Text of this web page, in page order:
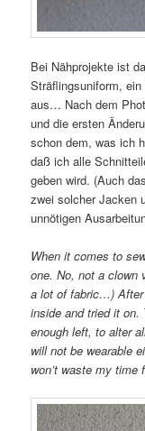
Bei Nähprojekte ist
Sträflingsuniform,
aus… Nach dem
und die ersten
schon dem, was ich
daß ich alle
geben wird. (Auch
zwei solcher Jacken
unnötigen
When it comes to
one. No, not a clown
a lot of fabric…) After
inside and tried it
enough left, to alter
will not be wearable
won’t waste my